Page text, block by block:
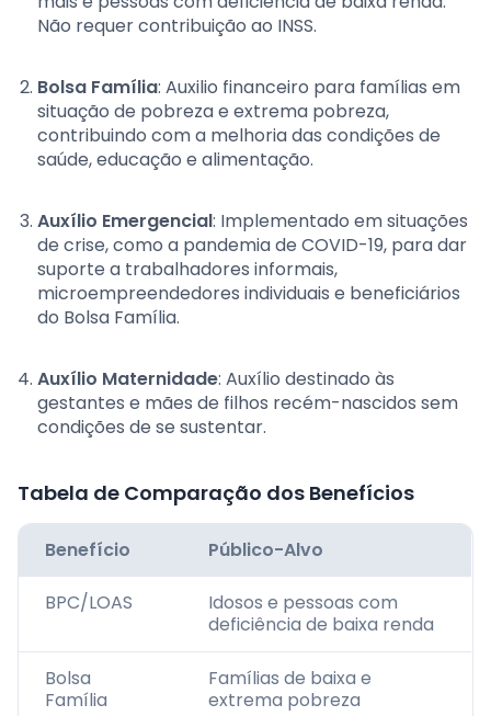
Não requer contribuição ao INSS.
Bolsa Família: Auxilio financeiro para famílias em
situação de pobreza e extrema pobreza,
contribuindo com a melhoria das condições de
saúde, educação e alimentação.
Auxílio Emergencial: Implementado em situações
de crise, como a pandemia de COVID-19, para dar
suporte a trabalhadores informais,
microempreendedores individuais e beneficiários
do Bolsa Família.
Auxílio Maternidade: Auxílio destinado às
gestantes e mães de filhos recém-nascidos sem
condições de se sustentar.
Tabela de Comparação dos Benefícios
Benefício Público-Alvo
BPC/LOAS
Idosos e pessoas com
deficiência de baixa renda
Bolsa
Família
Famílias de baixa e
extrema pobreza